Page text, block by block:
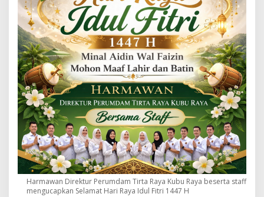
Harmawan Direktur Perumdam Tirta Raya Kubu Raya beserta staff
mengucapkan Selamat Hari Raya Idul Fitri 1447 H